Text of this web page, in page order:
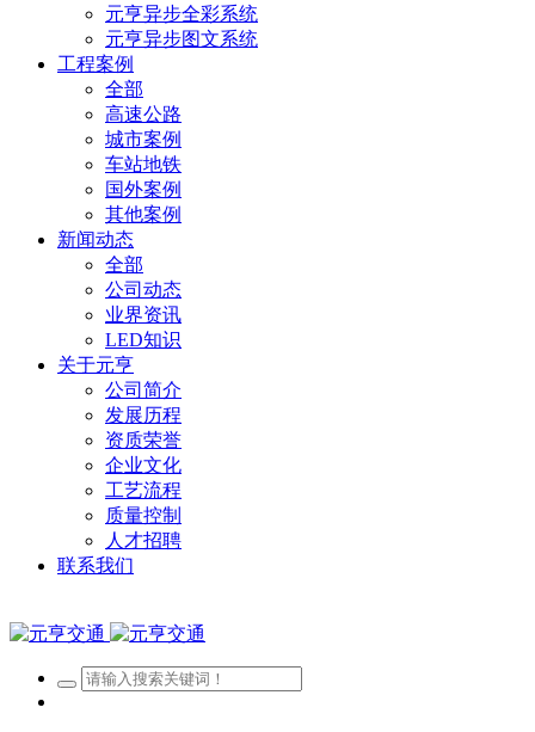
元亨异步全彩系统
元亨异步图文系统
工程案例
全部
高速公路
城市案例
车站地铁
国外案例
其他案例
新闻动态
全部
公司动态
业界资讯
LED知识
关于元亨
公司简介
发展历程
资质荣誉
企业文化
工艺流程
质量控制
人才招聘
联系我们